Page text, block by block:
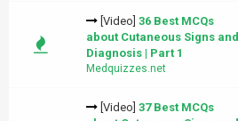
[Video] 36 Best MCQs
about Cutaneous Signs and
Diagnosis | Part 1
Medquizzes.net
[Video] 37 Best MCQs